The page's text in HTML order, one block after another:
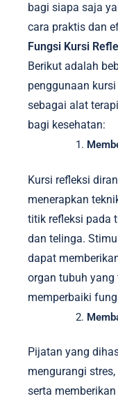
bagi siapa saja
cara praktis dan
Fungsi Kursi
Berikut adalah
penggunaan
sebagai alat
bagi kesehatan:
Kursi refleksi
menerapkan
titik refleksi pada
dan telinga.
dapat
organ tubuh yang
memperbaiki
Pijatan yang
mengurangi
serta